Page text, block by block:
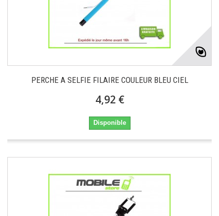
PERCHE A SELFIE FILAIRE COULEUR BLEU CIEL
4,92 €
Disponible